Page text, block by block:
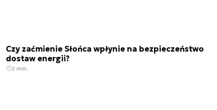
Czy zaćmienie Słońca wpłynie na bezpieczeństwo
dostaw energii?
2 min.